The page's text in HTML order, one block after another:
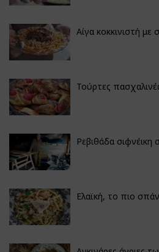
Αίγα κοκκινιστή με
Τούρτες
Ρεβιθάδα σιφνέικη
Ελαϊκή, το πιο